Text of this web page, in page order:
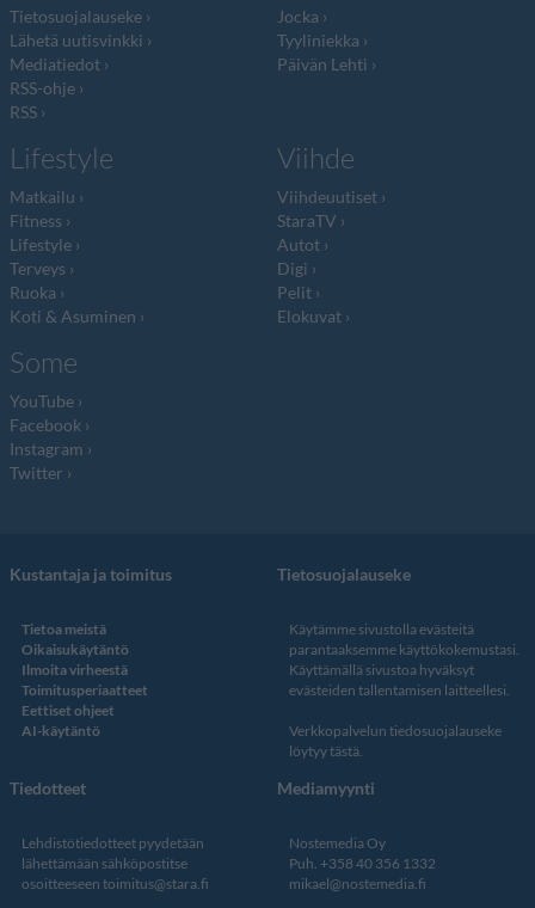
Tietosuojalauseke
Lähetä uutisvinkki
Mediatiedot
RSS-ohje
RSS
Jocka
Tyyliniekka
Päivän Lehti
Lifestyle
Matkailu
Fitness
Lifestyle
Terveys
Ruoka
Koti & Asuminen
Viihde
Viihdeuutiset
StaraTV
Autot
Digi
Pelit
Elokuvat
Some
YouTube
Facebook
Instagram
Twitter
Kustantaja ja toimitus
Tietoa meistä
Oikaisukäytäntö
Ilmoita virheestä
Toimitusperiaatteet
Eettiset ohjeet
AI-käytäntö
Tietosuojalauseke
Käytämme sivustolla evästeitä
parantaaksemme käyttökokemustasi.
Käyttämällä sivustoa hyväksyt
evästeiden tallentamisen laitteellesi.
Verkkopalvelun tiedosuojalauseke
löytyy tästä.
Tiedotteet
Lehdistötiedotteet pyydetään
lähettämään sähköpostitse
osoitteeseen toimitus@stara.fi
Mediamyynti
Nostemedia Oy
Puh. +358 40 356 1332
mikael@nostemedia.fi